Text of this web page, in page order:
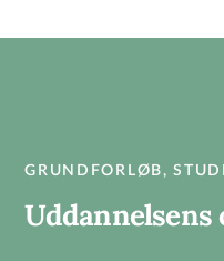
GRUNDFORLØB,
Uddannelsens